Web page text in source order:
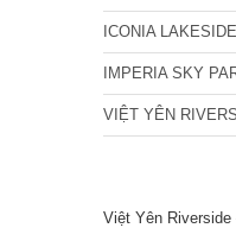
ICONIA
IMPERIA SKY
VIỆT YÊN
Việt Yên